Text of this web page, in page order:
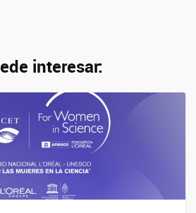
interesar: